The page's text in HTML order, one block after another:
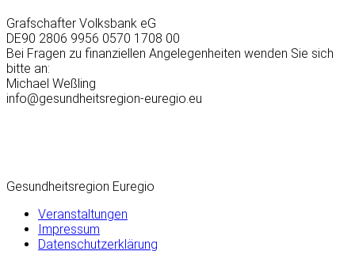
Grafschafter Volksbank eG
DE90 2806 9956 0570 1708 00
Bei Fragen zu finanziellen Angelegenheiten wenden Sie sich
bitte an:
Michael Weßling
info@gesundheitsregion-euregio.eu
Gesundheitsregion Euregio
Veranstaltungen
Impressum
Datenschutzerklärung